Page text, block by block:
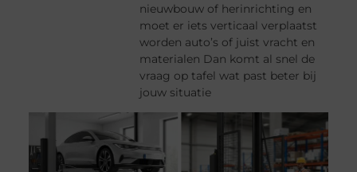
nieuwbouw of herinrichting en
moet er iets verticaal verplaatst
worden auto’s of juist vracht en
materialen Dan komt al snel de
vraag op tafel wat past beter bij
jouw situatie